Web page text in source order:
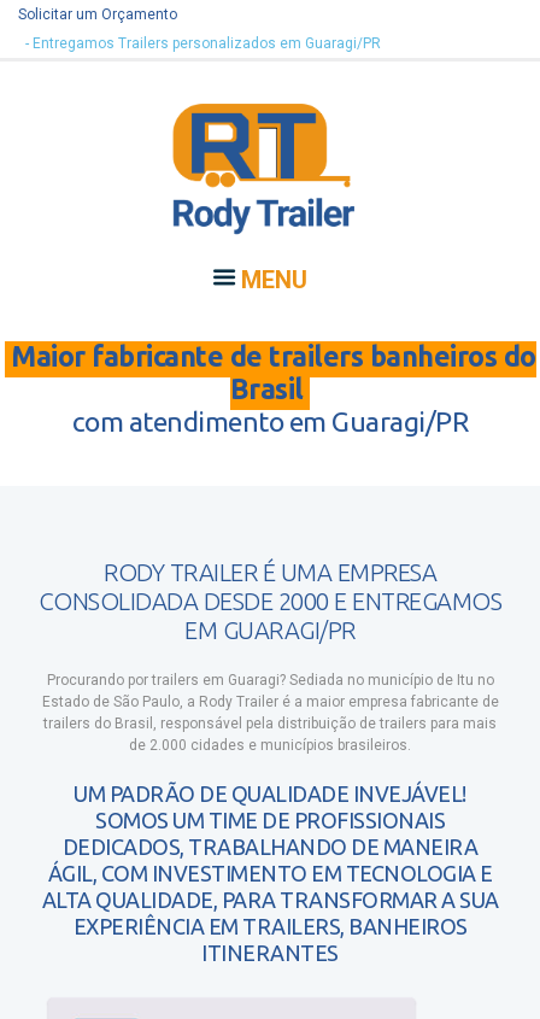
Solicitar um Orçamento
- Entregamos Trailers personalizados em Guaragi/PR
MENU
Maior fabricante de trailers banheiros do
Brasil
com atendimento em Guaragi/PR
RODY TRAILER É UMA EMPRESA
CONSOLIDADA DESDE 2000 E ENTREGAMOS
EM GUARAGI/PR
Procurando por trailers em Guaragi?Sediada no município de Itu no
Estado de São Paulo, a Rody Trailer é a maior empresa fabricante de
trailers do Brasil, responsável pela distribuição de trailers para mais
de 2.000 cidades e municípios brasileiros.
UM PADRÃO DE QUALIDADE INVEJÁVEL!
SOMOS UM TIME DE PROFISSIONAIS
DEDICADOS, TRABALHANDO DE MANEIRA
ÁGIL, COM INVESTIMENTO EM TECNOLOGIA E
ALTA QUALIDADE, PARA TRANSFORMAR A SUA
EXPERIÊNCIA EM TRAILERS, BANHEIROS
ITINERANTES